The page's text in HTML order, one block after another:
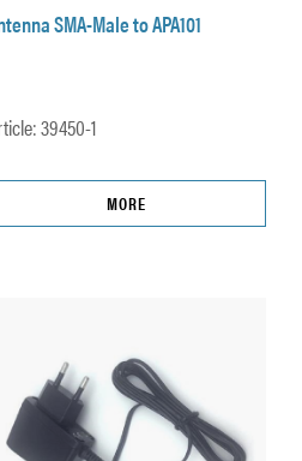
SMA-Male to APA101
39450-1
MORE